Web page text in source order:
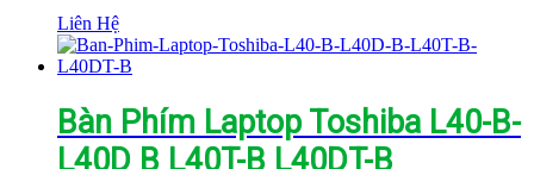
Liên Hệ
Bàn Phím Laptop Toshiba L40-B-
L40D B L40T-B L40DT-B